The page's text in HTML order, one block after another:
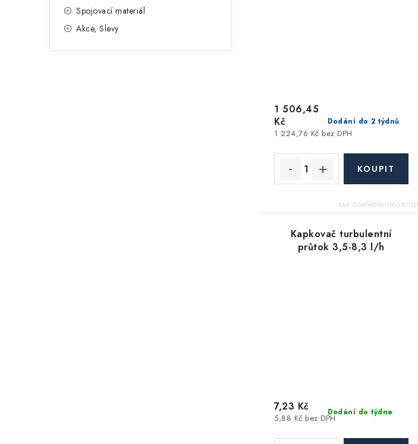
Spojovací materiál
Akce, Slevy
Dodání do 2 týdnů
1 224,76 Kč bez DPH
1 506,45
Kč
Kód: DSWWD161130-250-100
Kapkovač turbulentní
průtok 3,5-8,3 l/h
Dodání do týdne
5,88 Kč bez DPH
7,23 Kč